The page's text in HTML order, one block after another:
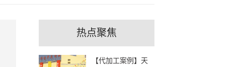
热点聚焦
【代加工案例】天